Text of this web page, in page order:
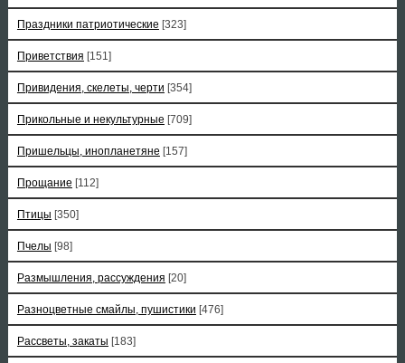
Праздники патриотические [323]
Приветствия [151]
Привидения, скелеты, черти [354]
Прикольные и некультурные [709]
Пришельцы, инопланетяне [157]
Прощание [112]
Птицы [350]
Пчелы [98]
Размышления, рассуждения [20]
Разноцветные смайлы, пушистики [476]
Рассветы, закаты [183]